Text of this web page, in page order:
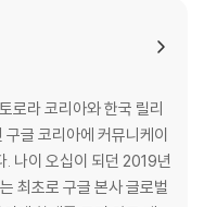
속하는 사람은 미래가 두렵
로라 코리아와 한국 릴리
글 코리아에 커뮤니케이
. 나이 오십이 되던 2019년
최초로 구글 본사 글로벌